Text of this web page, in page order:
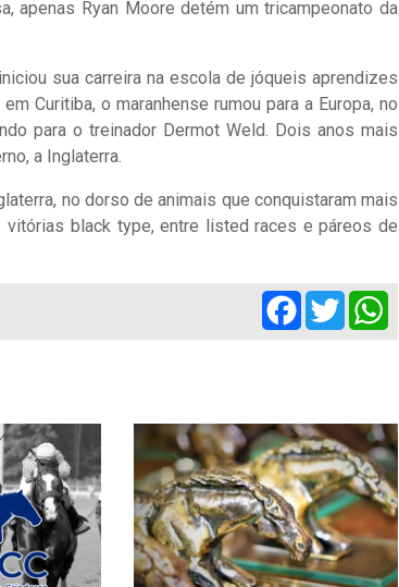
apenas Ryan Moore detém um tricampeonato da
sua carreira na escola de jóqueis aprendizes
Curitiba, o maranhense rumou para a Europa, no
para o treinador Dermot Weld. Dois anos mais
a Inglaterra.
no dorso de animais que conquistaram mais
black type, entre listed races e páreos de
Facebook
Twitter